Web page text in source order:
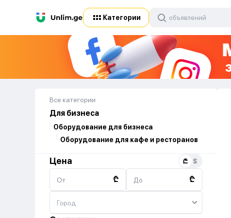
Категории
Все категории
Для бизнеса
Оборудование для бизнеса
Оборудование для кафе и ресторанов
Цена
От ₾ До ₾